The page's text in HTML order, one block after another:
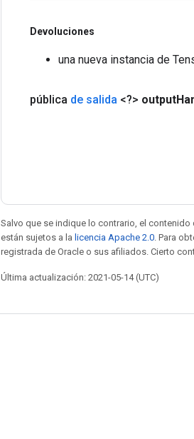
Devoluciones
una nueva instancia de
pública de salida <?> output
Salvo que se indique lo contrario, el contenido
están sujetos a la licencia Apache 2.0 . Para
registrada de Oracle o sus afiliados. Cierto
Última actualización: 2021-05-14 (UTC)